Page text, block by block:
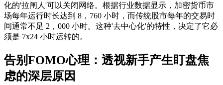
化的'拉闸人'可以关闭网络。根据行业数据显示，加密货币市
场每年运行时长达到 8，760 小时，而传统股市每年的交易时
间通常不足 2，000 小时。这种'去中心化'的特性，决定了它必
须是 7x24 小时运转的。
告别FOMO心理：透视新手产生盯盘焦
虑的深层原因